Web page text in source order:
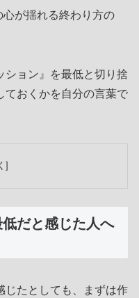
が揺れる終わり方の
ション』を最低と切り捨
ておくかを自分の言葉で
だと感じた人へ
じたとしても、まずは作